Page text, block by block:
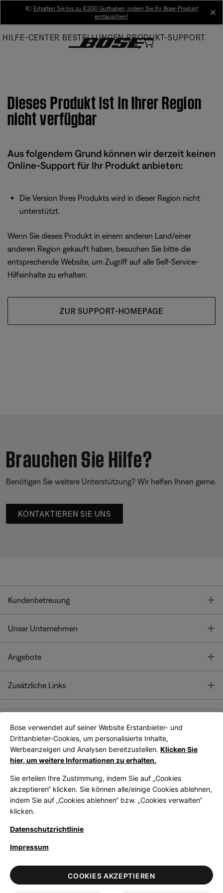
Main
💶 Erhalten Sie bis zu €300 Guthaben, indem Sie Ihr Bose-Produkt
eintauschen!
HILFE-CENTER BESTELLUNGEN PRODUKT-SUPPORT
Dieses Produkt ist in Ihrer Region
nicht verfügbar
Aus folgendem Grund können wir derzeit keinen
Online-Support für Ihr Produkt anbieten:
Die Version Ihres Produkts wird in dieser Region nicht
unterstützt.
Wenn Sie dieses Produkt in einem anderen Land/einer
anderen Region gekauft haben, besuchen Sie bitte die
entsprechende Website, um Zugriff auf alle Self-Service-
Hilfeinhalte zu erhalten.
ZUR SUPPORT-HOMEPAGE
Brauchen Sie Hilfe?
Benötigen Sie weitere Unterstützung? Wir helfen Ihnen gerne.
KONTAKTIEREN SIE UNS
Kundenbetreuung
Unser Unternehmen
Angebote
Zusätzliche Links
Bose App
Bose Connect
App
LegalDatenschutzrichtlinieZugänglichkeitHinweis zu Cookies
VerkaufsbedingungenNutzungsbedingungen
Bose verwendet auf seiner Website Erstanbieter- und
Drittanbieter-Cookies, um personalisierte Inhalte,
Werbeanzeigen und Analysen bereitzustellen. Klicken Sie
hier, um weitere Informationen zu erhalten.
Sie erteilen Ihre Zustimmung, indem Sie auf „Cookies
akzeptieren“ klicken. Sie können alle/einige Cookies ablehnen,
indem Sie auf „Cookies ablehnen“ bzw. „Cookies verwalten“
klicken.
Datenschutzrichtlinie
Impressum
COOKIES AKZEPTIEREN